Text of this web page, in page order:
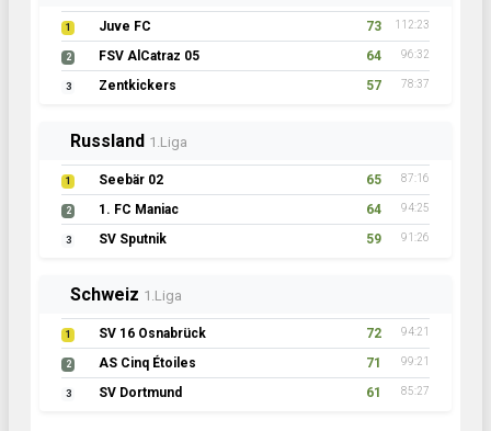
1 Juve FC 73 112:23
2 FSV AlCatraz 05 64 96:32
3 Zentkickers 57 78:37
Russland 1.Liga
1 Seebär 02 65 87:16
2 1. FC Maniac 64 94:25
3 SV Sputnik 59 91:26
Schweiz 1.Liga
1 SV 16 Osnabrück 72 94:21
2 AS Cinq Étoiles 71 99:21
3 SV Dortmund 61 85:27